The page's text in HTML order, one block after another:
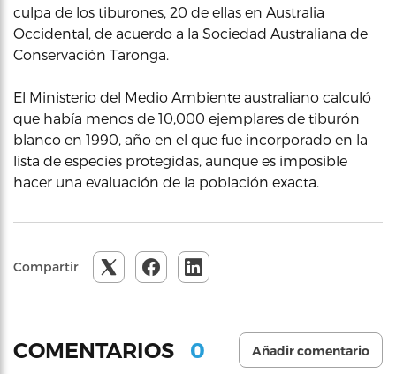
culpa de los tiburones, 20 de ellas en Australia
Occidental, de acuerdo a la Sociedad Australiana de
Conservación Taronga.
El Ministerio del Medio Ambiente australiano calculó
que había menos de 10,000 ejemplares de tiburón
blanco en 1990, año en el que fue incorporado en la
lista de especies protegidas, aunque es imposible
hacer una evaluación de la población exacta.
Compartir
COMENTARIOS 0 Añadir comentario